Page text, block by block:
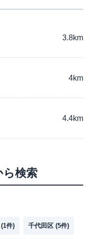
3.8km
4km
4.4km
ら検索
(1件) 千代田区 (5件)